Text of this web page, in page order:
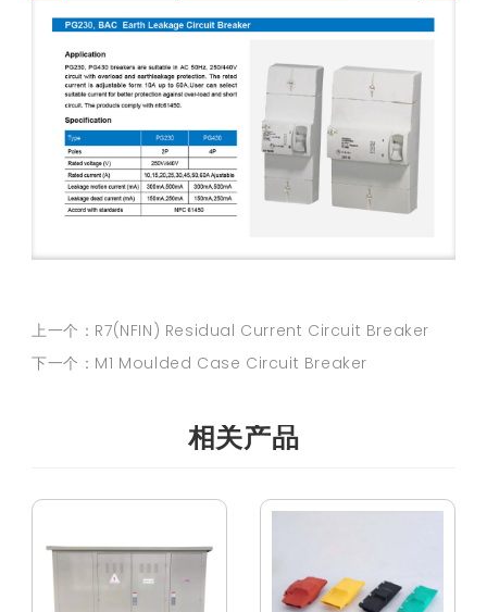
上一个：R7(NFIN) Residual Current Circuit Breaker
下一个：M1 Moulded Case Circuit Breaker
相关产品